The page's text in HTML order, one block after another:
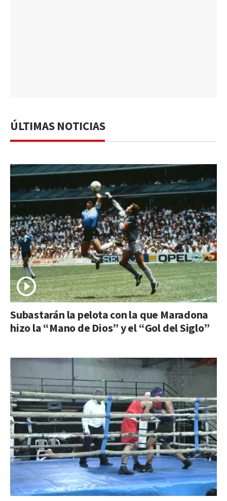
ÚLTIMAS NOTICIAS
Subastarán la pelota con la que Maradona
hizo la “Mano de Dios” y el “Gol del Siglo”